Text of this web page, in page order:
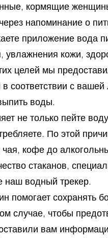
кормящие
напоминание о
приложение вода
увлажнения кожи,
целей мы
соответствии с
воды.
не только пейте
По этой
чая, кофе до
стаканов,
наш водный трекер.
помогает сохранять
случае, чтобы
вам